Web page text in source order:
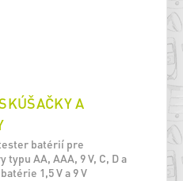
A
batérií pre
typu AA, AAA, 9 V, C, D a
1,5 V a 9 V